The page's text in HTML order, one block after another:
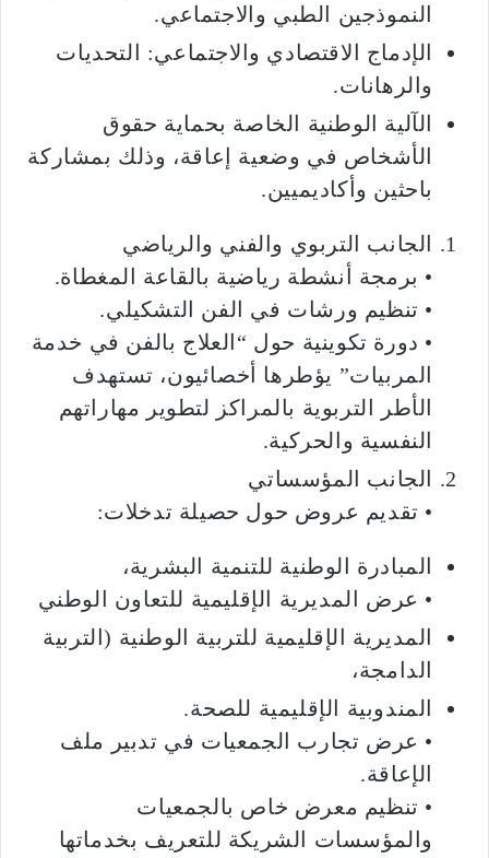
النموذجين الطبي والاجتماعي.
الإدماج الاقتصادي والاجتماعي: التحديات
والرهانات.
الآلية الوطنية الخاصة بحماية حقوق
الأشخاص في وضعية إعاقة، وذلك بمشاركة
باحثين وأكاديميين.
الجانب التربوي والفني والرياضي
• برمجة أنشطة رياضية بالقاعة المغطاة.
• تنظيم ورشات في الفن التشكيلي.
• دورة تكوينية حول “العلاج بالفن في خدمة
المربيات” يؤطرها أخصائيون، تستهدف
الأطر التربوية بالمراكز لتطوير مهاراتهم
النفسية والحركية.
الجانب المؤسساتي
• تقديم عروض حول حصيلة تدخلات:
المبادرة الوطنية للتنمية البشرية،
• عرض المديرية الإقليمية للتعاون الوطني
المديرية الإقليمية للتربية الوطنية (التربية
الدامجة،
المندوبية الإقليمية للصحة.
• عرض تجارب الجمعيات في تدبير ملف
الإعاقة.
• تنظيم معرض خاص بالجمعيات
والمؤسسات الشريكة للتعريف بخدماتها